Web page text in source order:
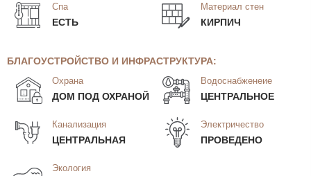
Спа
ЕСТЬ
Материал стен
КИРПИЧ
БЛАГОУСТРОЙСТВО И ИНФРАСТРУКТУРА:
Охрана
ДОМ ПОД ОХРАНОЙ
Водоснабженеие
ЦЕНТРАЛЬНОЕ
Канализация
ЦЕНТРАЛЬНАЯ
Электричество
ПРОВЕДЕНО
Экология